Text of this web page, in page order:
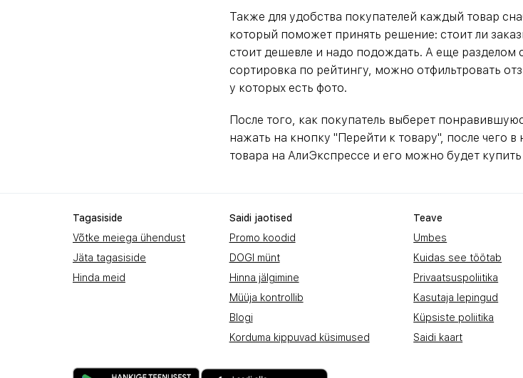
Также для удобства покупателей каждый товар
который поможет принять решение: стоит ли
стоит дешевле и надо подождать. А еще разделом
сортировка по рейтингу, можно отфильтровать
у которых есть фото.
После того, как покупатель выберет
нажать на кнопку "Перейти к товару", после чего в
товара на АлиЭкспрессе и его можно будет
Tagasiside
Võtke meiega ühendust
Jäta tagasiside
Hinda meid
Saidi jaotised
Promo koodid
DOGI münt
Hinna jälgimine
Müüja kontrollib
Blogi
Korduma kippuvad küsimused
Teave
Umbes
Kuidas see töötab
Privaatsuspoliitika
Kasutaja lepingud
Küpsiste poliitika
Saidi kaart